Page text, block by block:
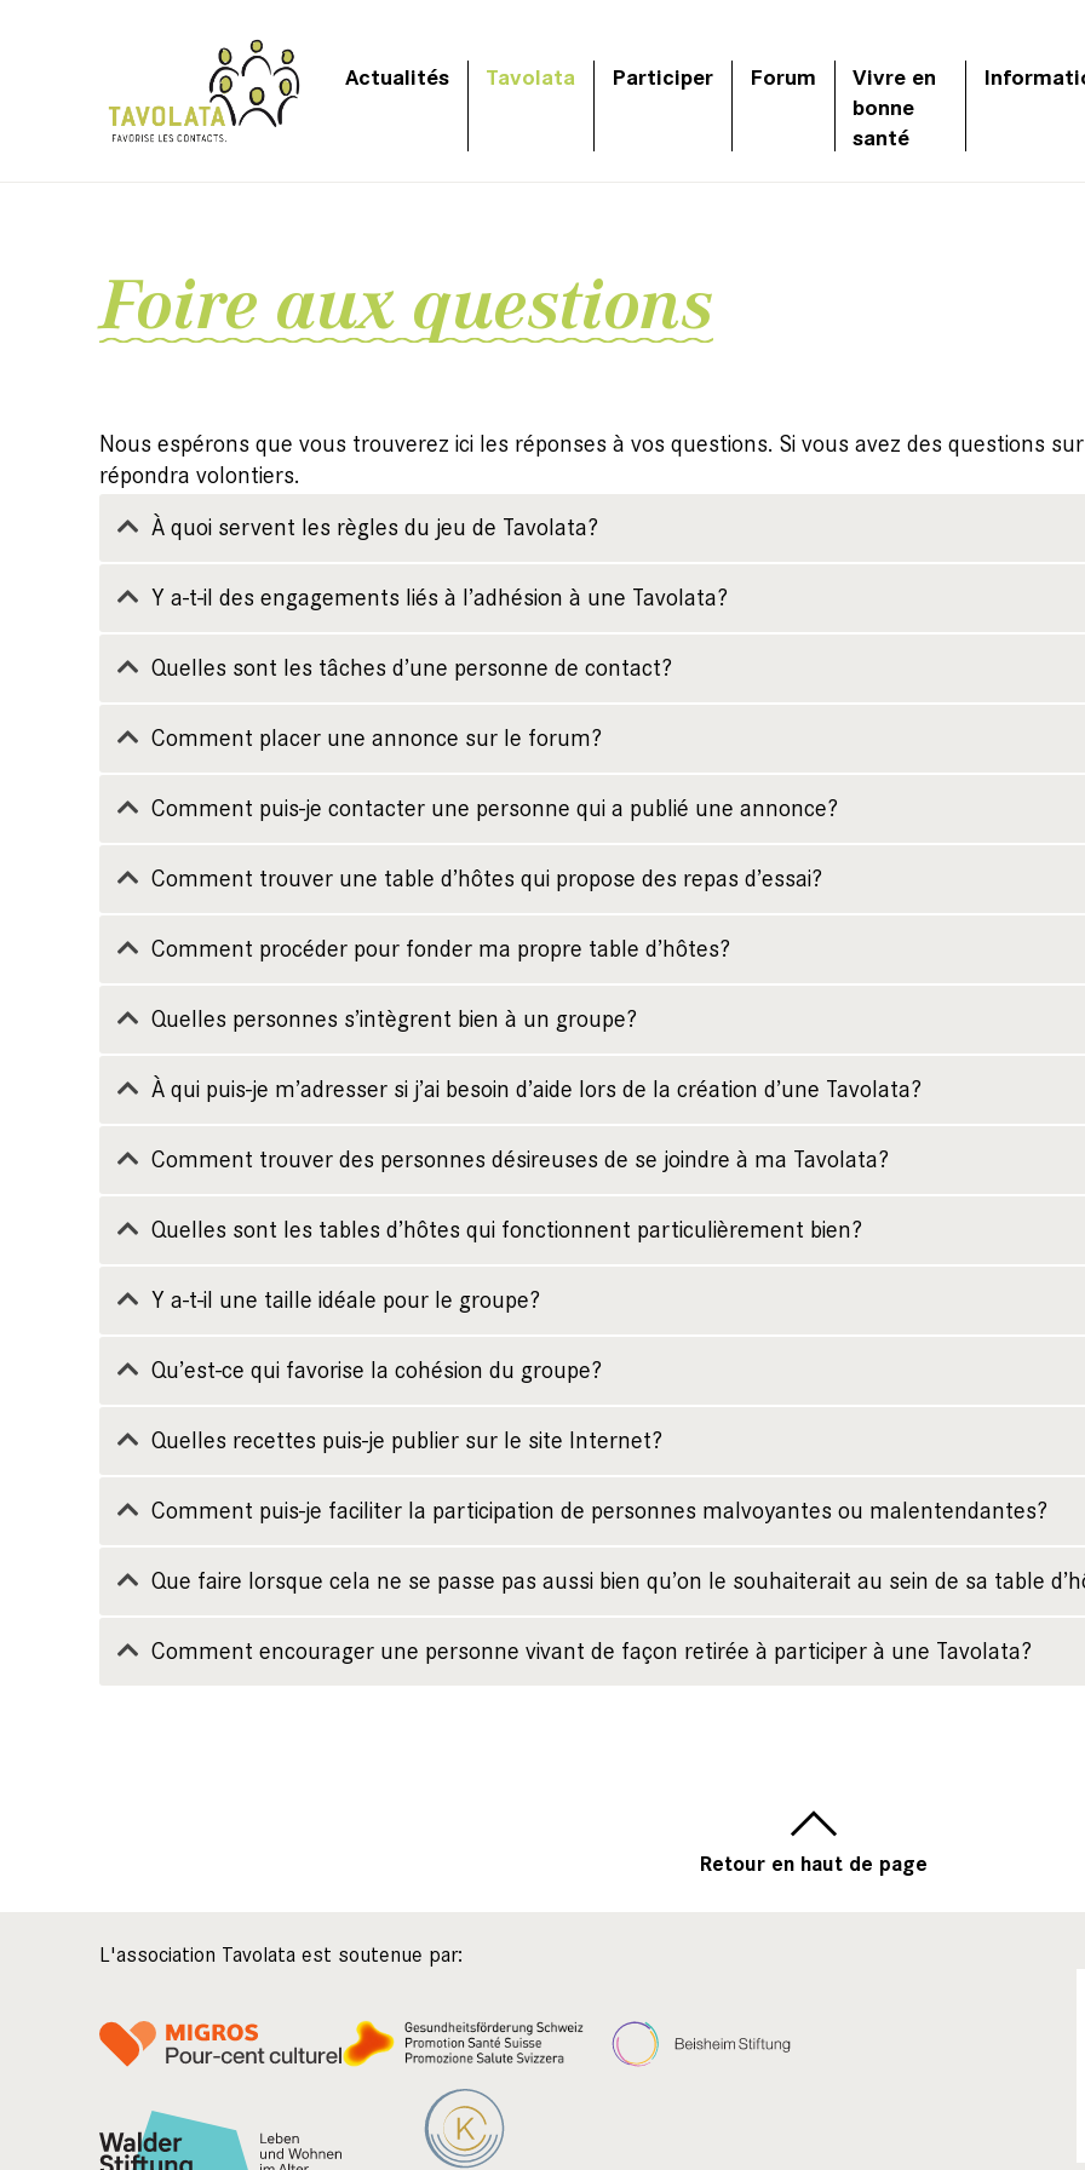
Actualités Tavolata Participer Forum
Vivre en
bonne
santé
Foire aux questions
Nous espérons que vous trouverez ici les réponses à vos questions. Si vous avez des questions
répondra volontiers.
À quoi servent les règles du jeu de Tavolata?
Y a-t-il des engagements liés à l’adhésion à une Tavolata?
Quelles sont les tâches d’une personne de contact?
Comment placer une annonce sur le forum?
Comment puis-je contacter une personne qui a publié une annonce?
Comment trouver une table d’hôtes qui propose des repas d’essai?
Comment procéder pour fonder ma propre table d’hôtes?
Quelles personnes s’intègrent bien à un groupe?
À qui puis-je m’adresser si j’ai besoin d’aide lors de la création d’une Tavolata?
Comment trouver des personnes désireuses de se joindre à ma Tavolata?
Quelles sont les tables d’hôtes qui fonctionnent particulièrement bien?
Y a-t-il une taille idéale pour le groupe?
Qu’est-ce qui favorise la cohésion du groupe?
Quelles recettes puis-je publier sur le site Internet?
Comment puis-je faciliter la participation de personnes malvoyantes ou malentendantes?
Que faire lorsque cela ne se passe pas aussi bien qu’on le souhaiterait au sein de sa table
Comment encourager une personne vivant de façon retirée à participer à une Tavolata?
Retour en haut de page
L'association Tavolata est soutenue par: